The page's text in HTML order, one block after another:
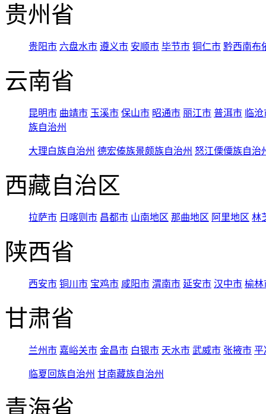
贵州省
贵阳市 六盘水市 遵义市 安顺市 毕节市 铜仁市 黔西南布
云南省
昆明市 曲靖市 玉溪市 保山市 昭通市 丽江市 普洱市 临
族自治州
大理白族自治州 德宏傣族景颇族自治州 怒江傈僳族自治
西藏自治区
拉萨市 日喀则市 昌都市 山南地区 那曲地区 阿里地区 林
陕西省
西安市 铜川市 宝鸡市 咸阳市 渭南市 延安市 汉中市 榆林
甘肃省
兰州市 嘉峪关市 金昌市 白银市 天水市 武威市 张掖市 平
临夏回族自治州 甘南藏族自治州
青海省